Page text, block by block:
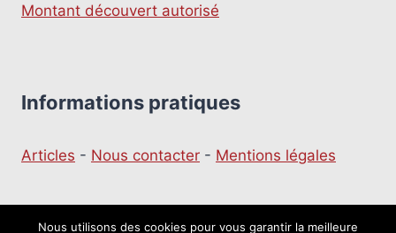
Montant découvert autorisé
Informations pratiques
Articles - Nous contacter - Mentions légales
Nous utilisons des cookies pour vous garantir la meilleure